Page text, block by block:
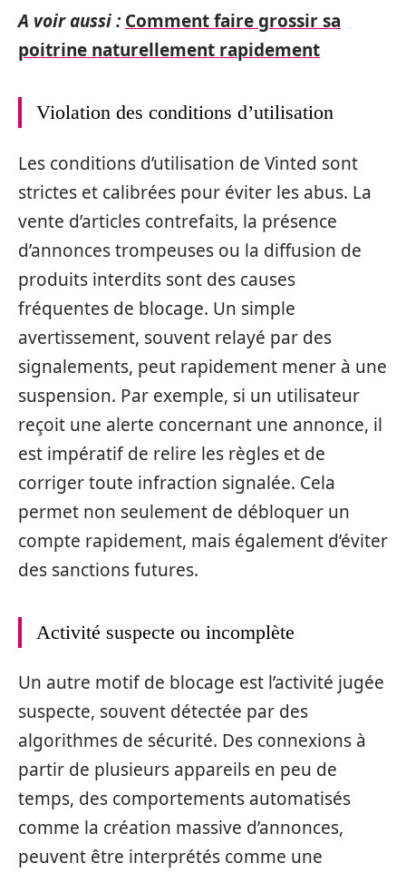
A voir aussi : Comment faire grossir sa
poitrine naturellement rapidement
Violation des conditions d’utilisation
Les conditions d’utilisation de Vinted sont
strictes et calibrées pour éviter les abus. La
vente d’articles contrefaits, la présence
d’annonces trompeuses ou la diffusion de
produits interdits sont des causes
fréquentes de blocage. Un simple
avertissement, souvent relayé par des
signalements, peut rapidement mener à une
suspension. Par exemple, si un utilisateur
reçoit une alerte concernant une annonce, il
est impératif de relire les règles et de
corriger toute infraction signalée. Cela
permet non seulement de débloquer un
compte rapidement, mais également d’éviter
des sanctions futures.
Activité suspecte ou incomplète
Un autre motif de blocage est l’activité jugée
suspecte, souvent détectée par des
algorithmes de sécurité. Des connexions à
partir de plusieurs appareils en peu de
temps, des comportements automatisés
comme la création massive d’annonces,
peuvent être interprétés comme une